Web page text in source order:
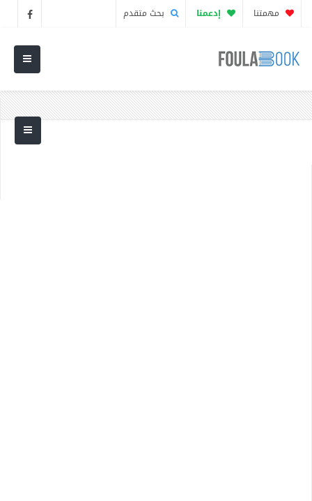
مهمتنا إدعمنا بحث متقدم